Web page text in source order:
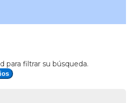
para filtrar su búsqueda.